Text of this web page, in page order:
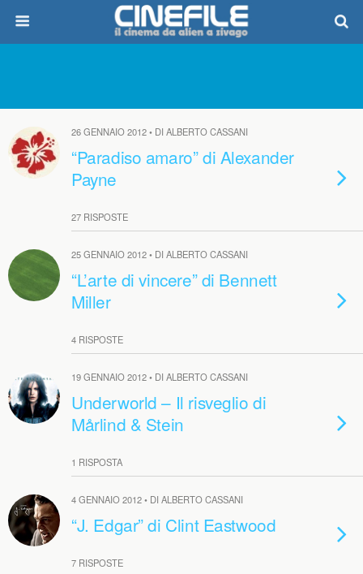
26 GENNAIO 2012 • DI ALBERTO CASSANI
“Paradiso amaro” di Alexander
Payne
27 RISPOSTE
25 GENNAIO 2012 • DI ALBERTO CASSANI
“L’arte di vincere” di Bennett
Miller
4 RISPOSTE
19 GENNAIO 2012 • DI ALBERTO CASSANI
Underworld – Il risveglio di
Mårlind & Stein
1 RISPOSTA
4 GENNAIO 2012 • DI ALBERTO CASSANI
“J. Edgar” di Clint Eastwood
7 RISPOSTE